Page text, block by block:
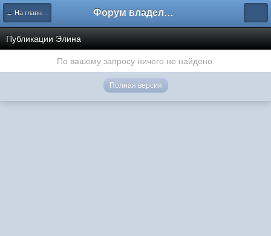
← На главную Форум владельцев интернет-магазинов
Публикации Элина
По вашему запросу ничего не найдено.
Полная версия